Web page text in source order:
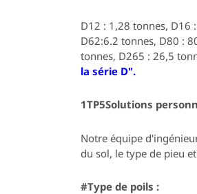
D12 : 1,28 tonnes, D16
D62:6.2 tonnes, D80 :
tonnes, D265 : 26,5
la série D".
1TP5Solutions
Notre équipe
du sol, le type de pieu
#Type de poils :